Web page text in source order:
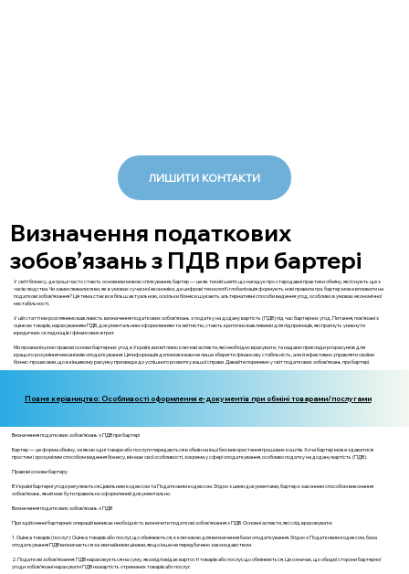
ЛИШИТИ КОНТАКТИ
Визначення податкових
зобов’язань з ПДВ при бартері
У світі бізнесу, де гроші часто стають основним мовою спілкування, бартер — це як тихий шепіт, що нагадує про стародавні практики обміну, які існують ще з
часів людства. Чи замислювалися ви, як в умовах сучасної економіки, де цифрові технології і глобалізація формують нові правила гри, бартер може впливати на
податкові зобов’язання? Ця тема стає все більш актуальною, оскільки бізнеси шукають альтернативні способи ведення угод, особливо в умовах економічної
нестабільності.
У цій статті ми розглянемо важливість визначення податкових зобов’язань з податку на додану вартість (ПДВ) під час бартерних угод. Питання, пов’язані з
оцінкою товарів, нарахуванням ПДВ, документальним оформленням та звітністю, стають критично важливими для підприємців, які прагнуть уникнути
юридичних складнощів і фінансових втрат.
Ми проаналізуємо правові основи бартерних угод в Україні, висвітлимо ключові аспекти, які необхідно врахувати, та надамо приклади розрахунків для
кращого розуміння механізмів оподаткування. Ця інформація допоможе вам не лише зберегти фінансову стабільність, але й ефективно управляти своїми
бізнес-процесами, що в кінцевому рахунку призведе до успішного розвитку вашої справи. Давайте поринемо у світ податкових зобов’язань при бартері.
Повне керівництво: Особливості оформлення е-документів при обміні товарами/послугами
Визначення податкових зобов’язань з ПДВ при бартері
Бартер — це форма обміну, за якою одні товари або послуги передаються в обмін на інші без використання грошових коштів. Хоча бартер може здаватися
простим і зрозумілим способом ведення бізнесу, він має свої особливості, зокрема у сфері оподаткування, особливо податку на додану вартість (ПДВ).
Правові основи бартеру
В Україні бартерні угоди регулюються Цивільним кодексом та Податковим кодексом. Згідно з цими документами, бартер є законним способом виконання
зобов'язань, який має бути правильно оформлений документально.
Визначення податкових зобов’язань з ПДВ
При здійсненні бартерних операцій виникає необхідність визначити податкові зобов'язання з ПДВ. Основні аспекти, які слід враховувати:
1. Оцінка товарів (послуг): Оцінка товарів або послуг, що обмінюються, є ключовою для визначення бази оподаткування. Згідно з Податковим кодексом, база
оподаткування ПДВ визначається за звичайними цінами, якщо інше не передбачено законодавством.
2. Податкові зобов'язання: ПДВ нараховується на суму, яка відповідає вартості товарів або послуг, що обмінюються. Це означає, що обидві сторони бартерної
угоди зобов’язані нарахувати ПДВ на вартість отриманих товарів або послуг.